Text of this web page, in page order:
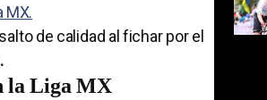
MX.
de calidad al fichar por el
la Liga MX